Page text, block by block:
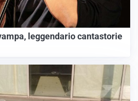
leggendario cantastorie